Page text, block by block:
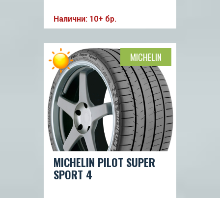
Налични: 10+ бр.
MICHELIN PILOT SUPER
SPORT 4
MICHELIN